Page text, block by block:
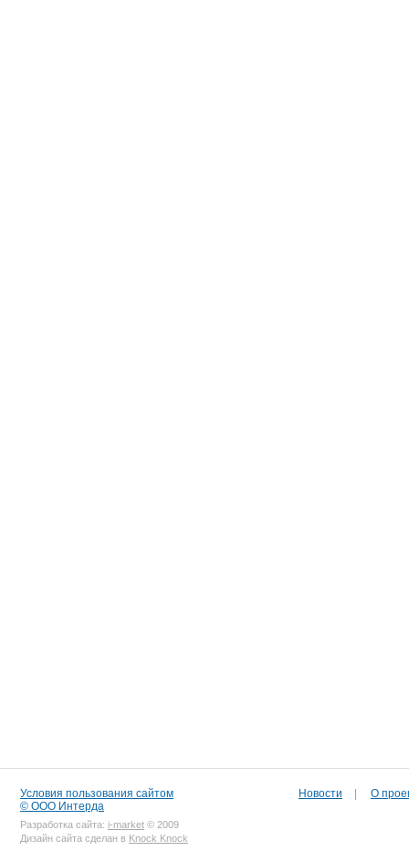
Условия пользования сайтом
© ООО Интерда
Разработка сайта: i-market © 2009
Дизайн сайта сделан в Knock Knock
Новости О